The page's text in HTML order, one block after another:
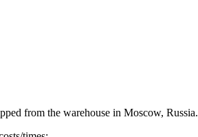
from the warehouse in Moscow, Russia.